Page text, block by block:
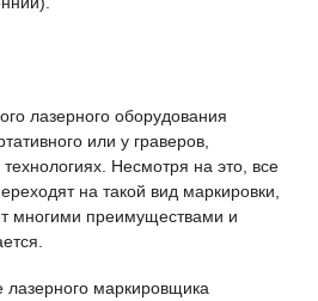
лазерного оборудования
или у граверов,
Несмотря на это, все
на такой вид маркировки,
многими преимуществами и
маркировщика